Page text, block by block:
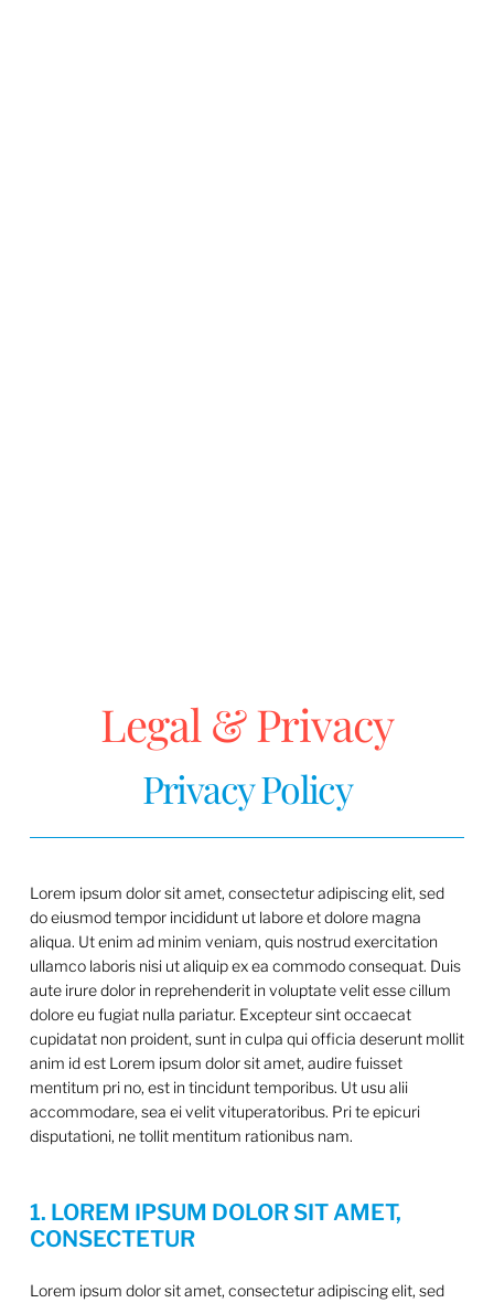
Legal & Privacy
Privacy Policy
Lorem ipsum dolor sit amet, consectetur adipiscing elit, sed
do eiusmod tempor incididunt ut labore et dolore magna
aliqua. Ut enim ad minim veniam, quis nostrud exercitation
ullamco laboris nisi ut aliquip ex ea commodo consequat. Duis
aute irure dolor in reprehenderit in voluptate velit esse cillum
dolore eu fugiat nulla pariatur. Excepteur sint occaecat
cupidatat non proident, sunt in culpa qui officia deserunt mollit
anim id est Lorem ipsum dolor sit amet, audire fuisset
mentitum pri no, est in tincidunt temporibus. Ut usu alii
accommodare, sea ei velit vituperatoribus. Pri te epicuri
disputationi, ne tollit mentitum rationibus nam.
1. LOREM IPSUM DOLOR SIT AMET,
CONSECTETUR
Lorem ipsum dolor sit amet, consectetur adipiscing elit, sed